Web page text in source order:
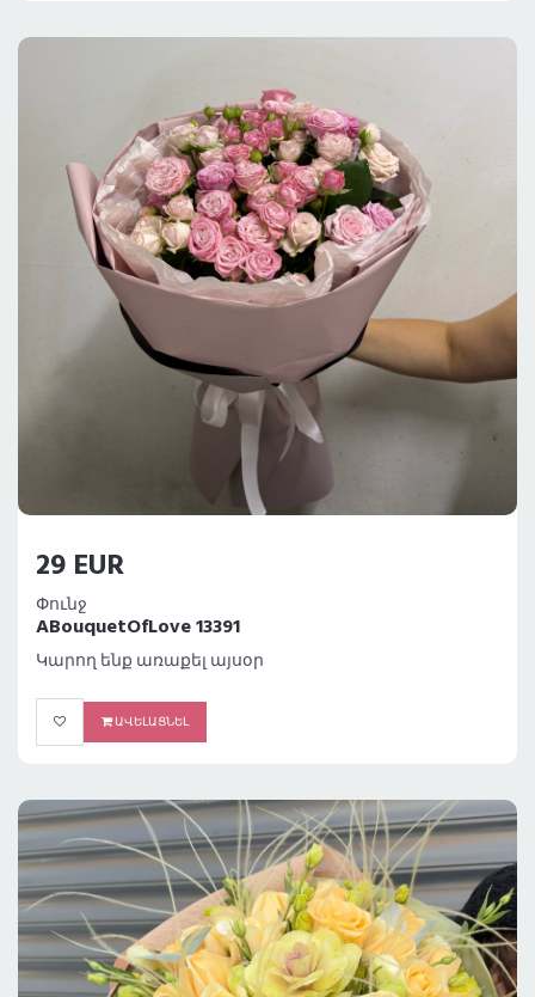
29 EUR
Փունջ
ABouquetOfLove 13391
Կարող ենք առաքել այսօր
ԱՎԵԼԱՑՆԵԼ